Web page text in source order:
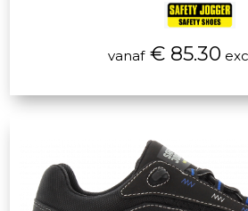
vanaf€ 85.30